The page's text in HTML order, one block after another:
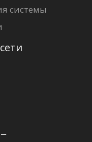
системы